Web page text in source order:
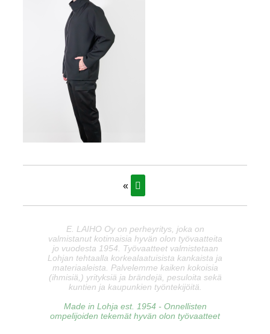
«
E. LAIHO Oy on perheyritys, joka on
valmistanut kotimaisia hyvän olon työvaatteita
jo vuodesta 1954. Työvaatteet valmistetaan
Lohjan tehtaalla korkealaatuisista kankaista ja
materiaaleista. Palvelemme kaiken kokoisia
(ihmisiä,) yrityksiä ja brändejä, pesuloita sekä
kuntien ja kaupunkien työntekijöitä.
Made in Lohja est. 1954 - Onnellisten
ompelijoiden tekemät hyvän olon työvaatteet